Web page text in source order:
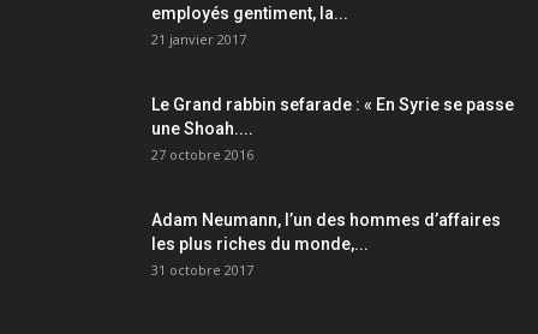
employés gentiment, la...
21 janvier 2017
Le Grand rabbin sefarade : « En Syrie se passe
une Shoah....
27 octobre 2016
Adam Neumann, l’un des hommes d’affaires
les plus riches du monde,...
31 octobre 2017